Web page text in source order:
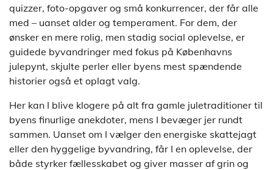
quizzer, foto-opgaver og små konkurrencer, der får alle
med – uanset alder og temperament. For dem, der
ønsker en mere rolig, men stadig social oplevelse, er
guidede byvandringer med fokus på Københavns
julepynt, skjulte perler eller byens mest spændende
historier også et oplagt valg.
Her kan I blive klogere på alt fra gamle juletraditioner til
byens finurlige anekdoter, mens I bevæger jer rundt
sammen. Uanset om I vælger den energiske skattejagt
eller den hyggelige byvandring, får I en oplevelse, der
både styrker fællesskabet og giver masser af grin og